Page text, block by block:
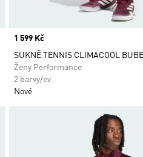
Price
1 599 Kč
SUKNĚ TENNIS CLIMACOOL
Ženy Performance
2 barvy/ev
Nové
Přidat do seznamu přání